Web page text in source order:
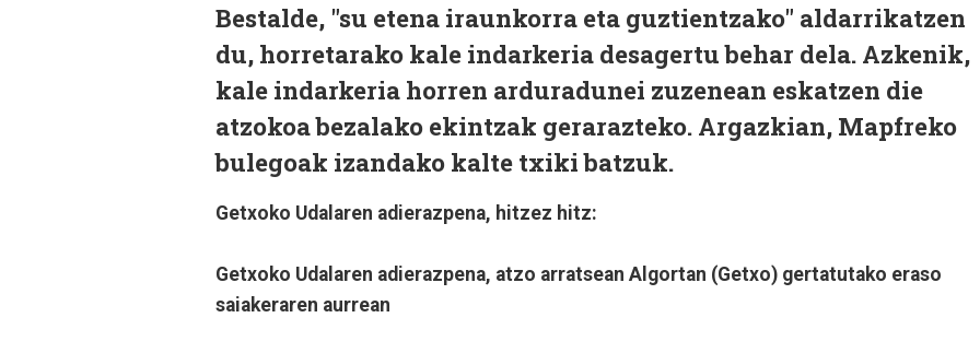
Bestalde, "su etena iraunkorra eta guztientzako" aldarrikatzen
du, horretarako kale indarkeria desagertu behar dela. Azkenik,
kale indarkeria horren arduradunei zuzenean eskatzen die
atzokoa bezalako ekintzak gerarazteko. Argazkian, Mapfreko
bulegoak izandako kalte txiki batzuk.
Getxoko Udalaren adierazpena, hitzez hitz:
Getxoko Udalaren adierazpena, atzo arratsean Algortan (Getxo) gertatutako eraso
saiakeraren aurrean